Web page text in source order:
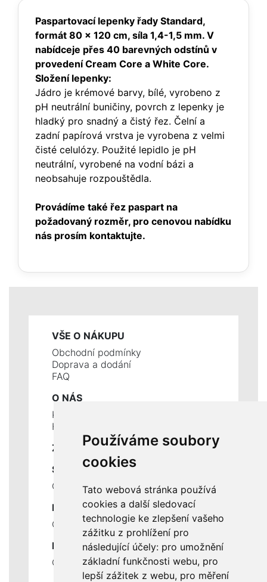
Používáme soubory
cookies
Tato webová stránka používá
cookies a další sledovací
technologie ke zlepšení vašeho
zážitku z prohlížení pro
následující účely: pro umožnění
základní funkčnosti webu, pro
lepší zážitek z webu, pro měření
Paspartovací lepenky řady Standard,
formát 80 x 120 cm, síla 1,4-1,5 mm. V
nabídceje přes 40 barevných odstínů v
provedení Cream Core a White Core.
Složení lepenky:
Jádro je krémové barvy, bílé, vyrobeno z
pH neutrální buničiny, povrch z lepenky je
hladký pro snadný a čistý řez. Čelní a
zadní papírová vrstva je vyrobena z velmi
čisté celulózy. Použité lepidlo je pH
neutrální, vyrobené na vodní bázi a
neobsahuje rozpouštědla.
Provádíme také řez paspart na
požadovaný rozměr, pro cenovou nabídku
nás prosím kontaktujte.
VŠE O NÁKUPU
Obchodní podmínky
Doprava a dodání
FAQ
O NÁS
Kontakty
Historie a současnost
ZÁKLADNÍ ÚDAJE
SLUŽBY
Ceník servisních prací
DŮLEŽITÉ INFORMACE
Ochrana osobních údajů
RYCHLÉ ODKAZY
Odstoupení od smlouvy